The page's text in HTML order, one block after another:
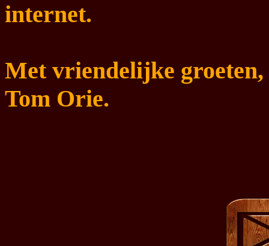
internet.
Met vriendelijke groeten,
Tom Orie.